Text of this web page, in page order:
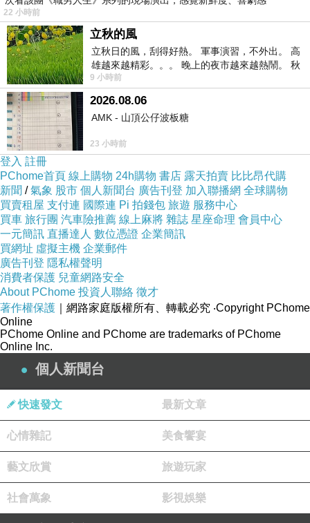
22 小時前
立秋的風
立秋日的風，刮得好熱。 軍事演習，不外出。 高
雄越來越精彩。。。 晚上的夜市越來越熱鬧。 秋
天的風刮得很熱 夜遊消暑熱。。。
9 小時前
2026.08.06
AMK - 山頂公仔波板糖
23 小時前
登入 註冊
PChome首頁 線上購物 24h購物 書店 露天拍賣 比比昂代購
新聞 /氣象 股市 個人新聞台 廣告刊登 加入聯播網 全球購物
買賣租屋 支付連 國際連 Pi 拍錢包 旅遊 服務中心
買車 旅行團 汽車險推薦 線上麻將 雜誌 星座命理 會員中心
一元簡訊 直播達人 數位憑證 企業簡訊
買網址 虛擬主機 企業郵件
廣告刊登 隱私權聲明
消費者保護 兒童網路安全
About PChome 投資人聯絡 徵才
著作權保護 ｜網路家庭版權所有、轉載必究 ‧Copyright PChome
Online
PChome Online and PChome are trademarks of PChome
Online Inc.
個人新聞台
快速發文 最新文章
心情雜記 美食饗宴
藝文欣賞 旅遊玩家
社會萬象 影視娛樂